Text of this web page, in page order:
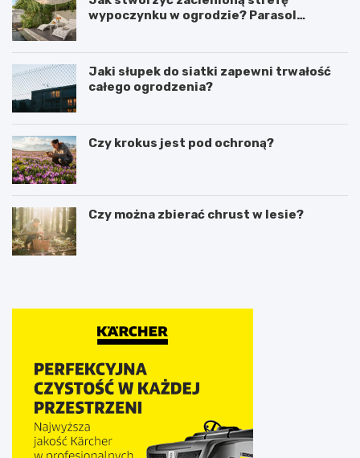
wypoczynku w ogrodzie? Parasol
Jaki słupek do siatki zapewni trwałość
całego ogrodzenia?
Czy krokus jest pod ochroną?
Czy można zbierać chrust w lesie?